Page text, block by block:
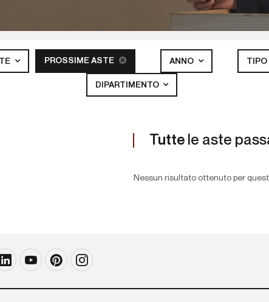
PROSSIME ASTE ANNO TIPO
DIPARTIMENTO
Tutte le aste
Nessun risultato ottenuto per